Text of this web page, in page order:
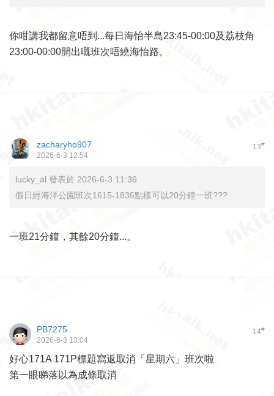
你咁講我都留意唔到...每日海怡半島23:45-00:00及荔枝角
23:00-00:00開出嘅班次唔繞海怡路。
13#
zacharyho907
2026-6-3 12:54
lucky_al 發表於 2026-6-3 11:36
假日經海洋公園班次1615-1836點樣可以20分鐘一班???
一班21分鐘，其餘20分鐘...。
14#
PB7275
2026-6-3 13:04
好心171A 171P標題寫返取消「星期六」班次啦
第一眼睇落以為成條取消